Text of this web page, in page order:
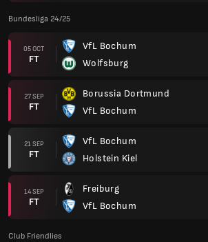
Bundesliga 24/25
05 OCT
FT
VfL Bochum
Wolfsburg
27 SEP
FT
Borussia Dortmund
VfL Bochum
21 SEP
FT
VfL Bochum
Holstein Kiel
14 SEP
FT
Freiburg
VfL Bochum
Club Friendlies